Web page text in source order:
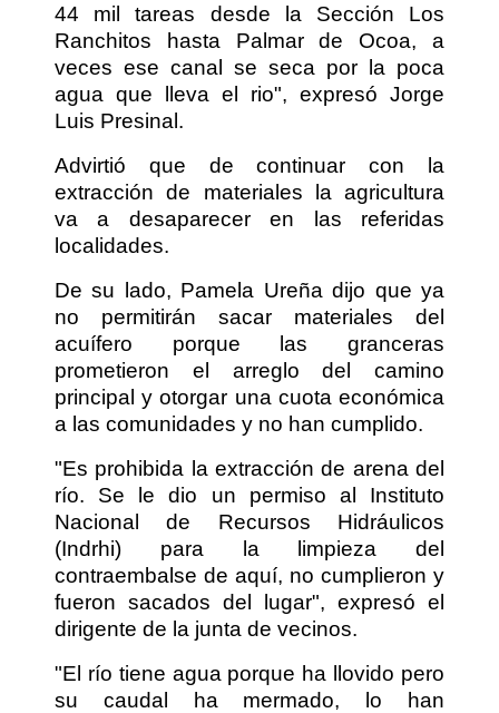
44 mil tareas desde la Sección Los
Ranchitos hasta Palmar de Ocoa, a
veces ese canal se seca por la poca
agua que lleva el rio", expresó Jorge
Luis Presinal.
Advirtió que de continuar con la
extracción de materiales la agricultura
va a desaparecer en las referidas
localidades.
De su lado, Pamela Ureña dijo que ya
no permitirán sacar materiales del
acuífero porque las granceras
prometieron el arreglo del camino
principal y otorgar una cuota económica
a las comunidades y no han cumplido.
"Es prohibida la extracción de arena del
río. Se le dio un permiso al Instituto
Nacional de Recursos Hidráulicos
(Indrhi) para la limpieza del
contraembalse de aquí, no cumplieron y
fueron sacados del lugar", expresó el
dirigente de la junta de vecinos.
"El río tiene agua porque ha llovido pero
su caudal ha mermado, lo han